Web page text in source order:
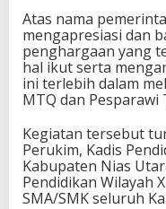
Atas nama
mengapresiasi dan
penghargaan yang
hal ikut serta
ini terlebih dalam
MTQ dan Pesparawi
Kegiatan tersebut
Perukim, Kadis
Kabupaten Nias
Pendidikan Wilayah
SMA/SMK seluruh